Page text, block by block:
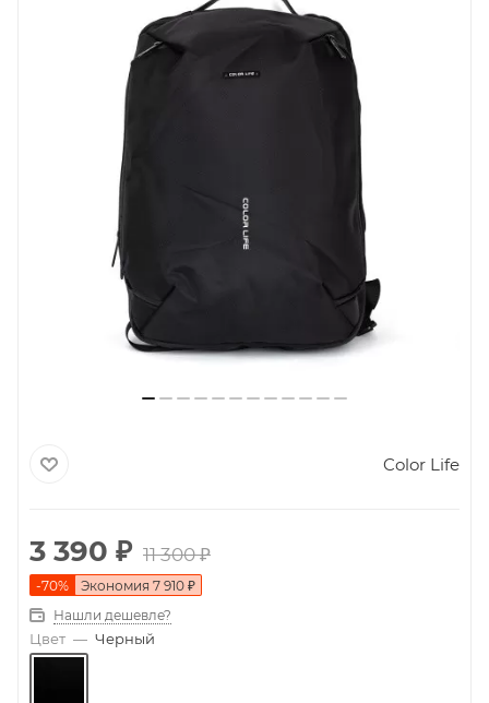
Color Life
3 390 ₽ 11 300₽
-70% Экономия 7 910 ₽
Нашли дешевле?
Цвет — Черный